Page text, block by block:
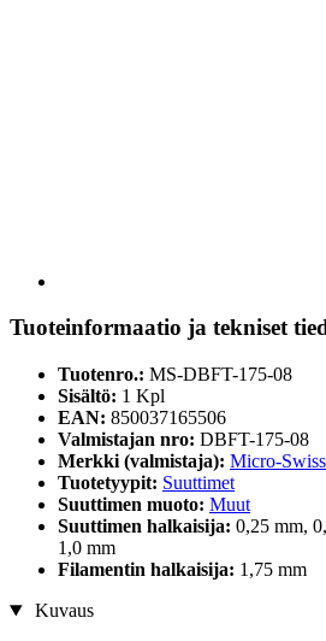
Tuoteinformaatio ja tekniset
Tuotenro.: MS-DBFT-175-08
Sisältö: 1 Kpl
EAN: 850037165506
Valmistajan nro: DBFT-175-08
Merkki (valmistaja): Micro-Swiss
Tuotetyypit: Suuttimet
Suuttimen muoto: Muut
Suuttimen halkaisija: 0,25 mm,
1,0 mm
Filamentin halkaisija: 1,75 mm
Kuvaus